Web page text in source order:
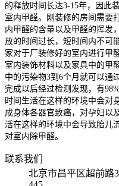
的释放时间长达3-15年，因此
室内甲醛。刚装修的房间需要
内甲醛的含量以及甲醛的挥发
放的时间过长，短时间内不可
家对于厂装修好的室内进行甲
室内装饰材料以及家具中的甲
中的污染物3到6个月就可以通
完成以后经过检测发现，有
时间生活在这样的环境中会对
成身体各器官致癌，对孕妇以
活在这样的环境中会导致胎儿
对室内除甲醛。
联系我们
北京市昌平区超前路